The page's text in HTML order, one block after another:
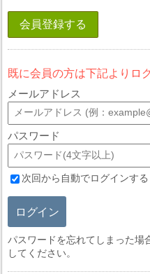
会員登録する
既に会員の方は下記よりロ
メールアドレス
パスワード
次回から自動でログインする
ログイン
パスワードを忘れてしまった場
してください。